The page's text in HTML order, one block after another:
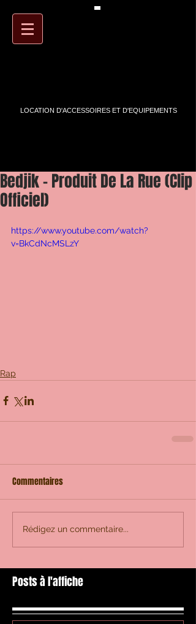
LOCATION D'ACCESSOIRES ET D'EQUIPEMENTS
Bedjik - Produit De La Rue (Clip
Officiel)
https://www.youtube.com/watch?
v=BkCdNcMSLzY
Rap
Commentaires
Rédigez un commentaire...
Posts à l'affiche